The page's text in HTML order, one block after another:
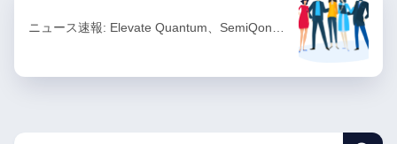
ニュース速報: Elevate Quantum、SemiQon…